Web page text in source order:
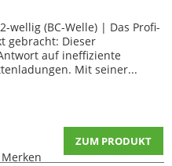
wellig (BC-Welle) | Das Profi-
gebracht: Dieser
auf ineffiziente
Mit seiner...
ZUM PRODUKT
Merken